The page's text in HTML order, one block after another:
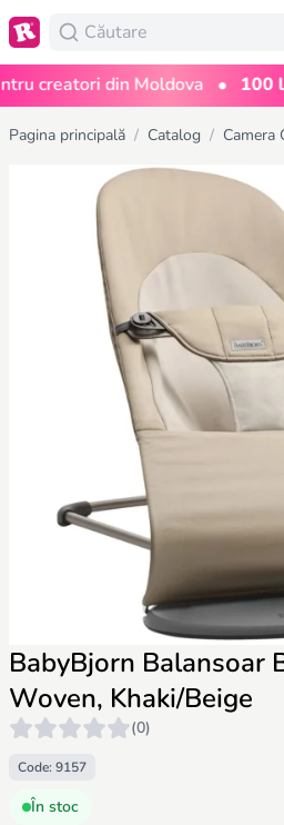
creatori din Moldova • 100 lei
Pagina principală / Catalog / Camera
BabyBjorn Balansoar
Woven, Khaki/Beige
(0)
Code: 9157
În stoc